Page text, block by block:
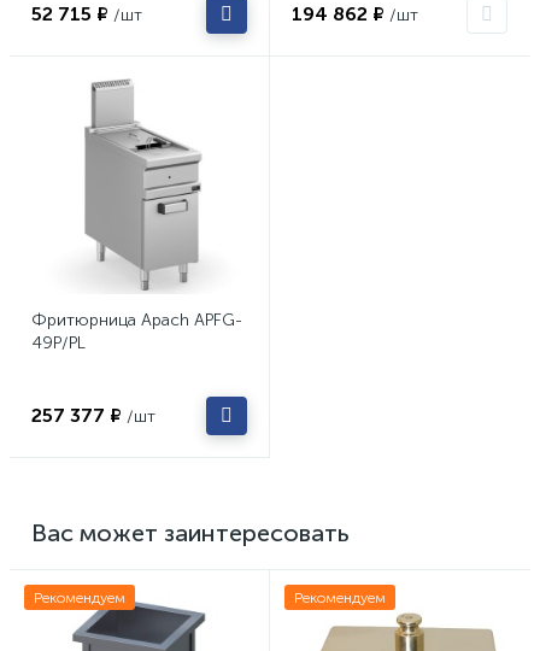
52 715 ₽ /шт 194 862 ₽ /шт
Фритюрница Apach APFG-
49P/PL
257 377 ₽ /шт
Вас может заинтересовать
Рекомендуем Рекомендуем